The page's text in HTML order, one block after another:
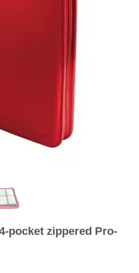
pocket zippered Pro-